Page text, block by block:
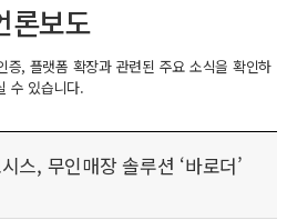
론보도
, 플랫폼 확장과 관련된 주요 소식을 확인하
수 있습니다.
스, 무인매장 솔루션 ‘바로더’